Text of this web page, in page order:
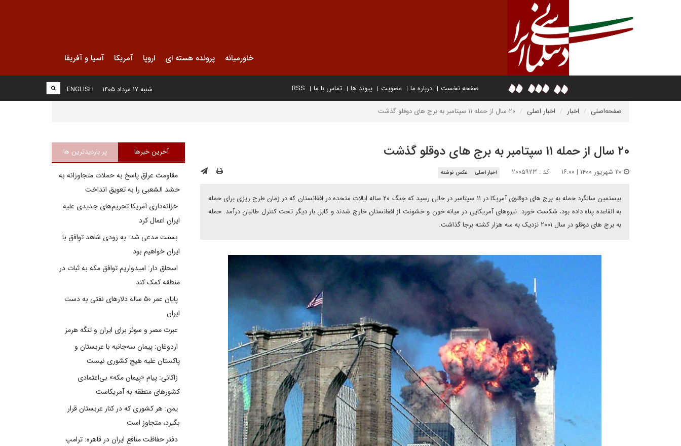
خاورمیانه پرونده هسته ای اروپا آمریکا آسیا و آفریقا
صفحه نخست درباره ما عضویت پیوند ها تماس با ما RSS
ENGLISH شنبه ۱۷ مرداد ۱۴۰۵
صفحه‌اصلی اخبار اخبار اصلی ۲۰ سال از حمله ۱۱ سپتامبر به برج های دوقلو گذشت
۲۰ سال از حمله ۱۱ سپتامبر به برج های دوقلو گذشت
کد : ۲۰۰۵۹۲۳ اخبار اصلی عکس نوشته
بیستمین سالگرد حمله به برج های دوقلوی آمریکا در ۱۱ سپتامبر در حالی رسید که جنگ ۲۰ ساله ایالات متحده در افغانستان که در زمان طرح ریزی برای حمله
به القاعده پناه داده بود، شکست خورد. نیروهای آمریکایی در میانه خون و خشونت از افغانستان خارج شدند و کابل بار دیگر تحت کنترل طالبان درآمد. حمله
به برج های دوقلو در سال ۲۰۰۱ نزدیک به سه هزار کشته برجا گذاشت.
آخرین خبرها پر بازدیدترین ها
مقاومت عراق پاسخ به حملات متجاوزانه به
حشد الشعبی را به تعویق انداخت
خزانه‌داری آمریکا تحریم‌های جدیدی علیه
ایران اعمال کرد
بسنت مدعی شد: به زودی شاهد توافق با
ایران خواهیم بود
اسحاق دار: امیدواریم توافق مکه به ثبات در
منطقه کمک کند
پایان عمر ۵۰ ساله دلارهای نفتی به دست
ایران
عبرت مصر و سوئز برای ایران و تنگه هرمز
اردوغان: پیمان سه‌جانبه با عربستان و
پاکستان علیه هیچ کشوری نیست
زاکانی: پیام «پیمان مکه» بی‌اعتمادی
کشورهای منطقه به آمریکاست
یمن: هر کشوری که در کنار عربستان قرار
بگیرد، متجاوز است
دفتر حفاظت منافع ایران در قاهره: ترامپ